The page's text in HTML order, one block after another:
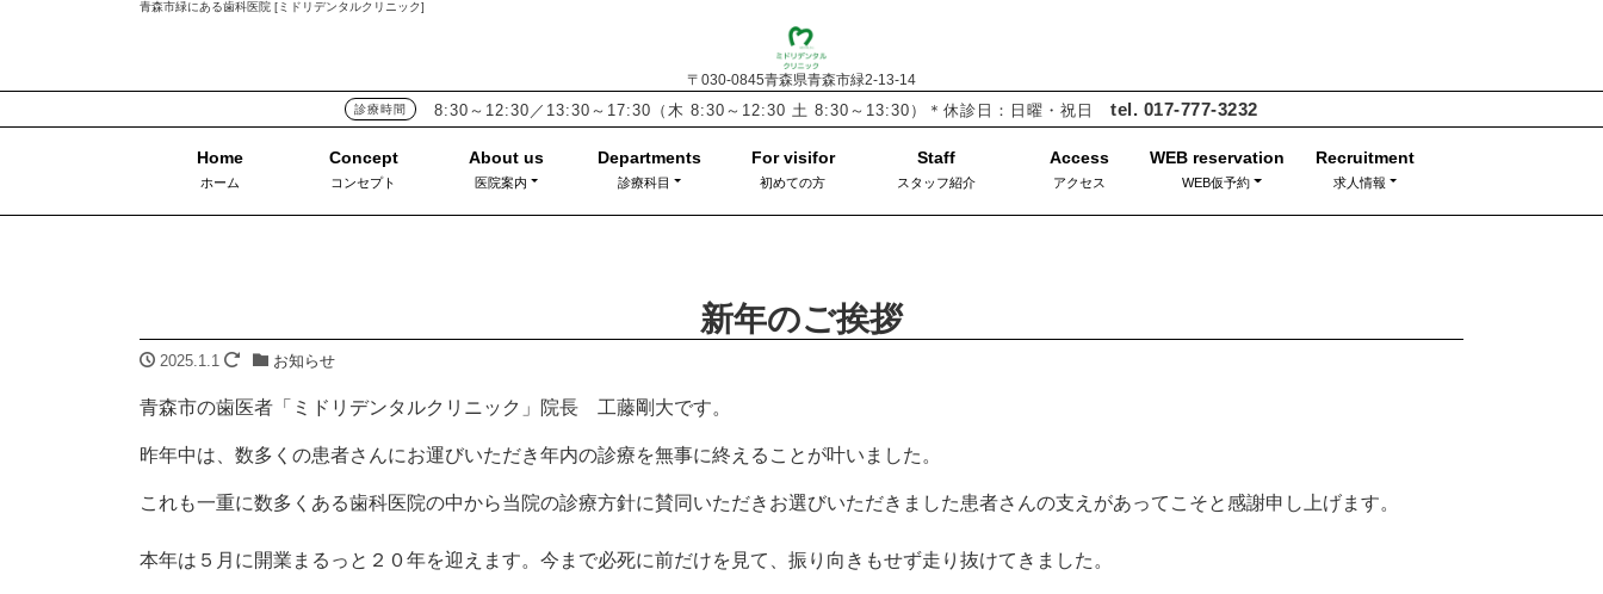
青森市緑にある歯科医院 [ミドリデンタルクリニック]
〒030-0845青森県青森市緑2-13-14
診療時間 8:30～12:30／13:30～17:30 （木 8:30～12:30 土 8:30～13:30） ＊休診日：日曜・祝日tel. 017-777-3232
ホーム コンセプト 医院案内 診療科目 初めての方 スタッフ紹介 アクセス WEB仮予約 求人情報
新年のご挨拶
2025.1.1 お知らせ
青森市の歯医者「ミドリデンタルクリニック」院長 工藤剛大です。
昨年中は、数多くの患者さんにお運びいただき年内の診療を無事に終えることが叶いました。
これも一重に数多くある歯科医院の中から当院の診療方針に賛同いただきお選びいただきました患者さんの支えがあってこそと感謝申し上げます。
本年は５月に開業まるっと２０年を迎えます。今まで必死に前だけを見て、振り向きもせず走り抜けてきました。